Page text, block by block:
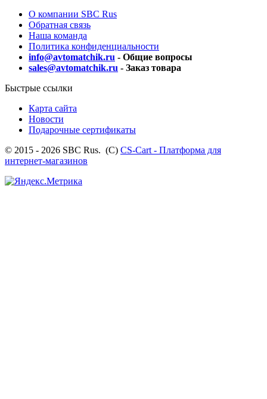
О компании SBC Rus
Обратная связь
Наша команда
Политика конфиденциальности
info@avtomatchik.ru - Общие вопросы
sales@avtomatchik.ru - Заказ товара
Быстрые ссылки
Карта сайта
Новости
Подарочные сертификаты
© 2015 - 2026 SBC Rus. (С) CS-Cart - Платформа для
интернет-магазинов